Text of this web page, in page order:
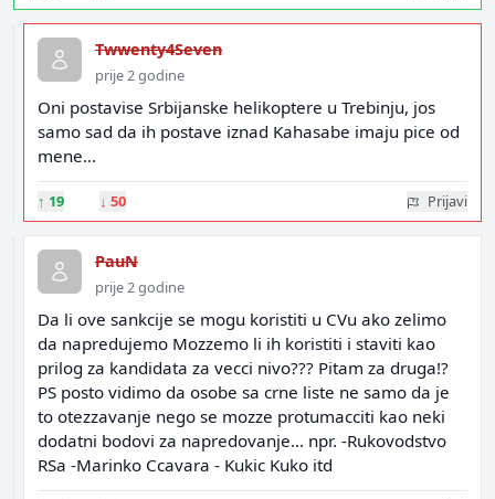
Twwenty4Seven
prije 2 godine
Oni postavise Srbijanske helikoptere u Trebinju, jos
samo sad da ih postave iznad Kahasabe imaju pice od
mene...
↑ 19 ↓ 50 Prijavi
PauN
prije 2 godine
Da li ove sankcije se mogu koristiti u CVu ako zelimo
da napredujemo Mozzemo li ih koristiti i staviti kao
prilog za kandidata za vecci nivo??? Pitam za druga!?
PS posto vidimo da osobe sa crne liste ne samo da je
to otezzavanje nego se mozze protumacciti kao neki
dodatni bodovi za napredovanje... npr. -Rukovodstvo
RSa -Marinko Ccavara - Kukic Kuko itd